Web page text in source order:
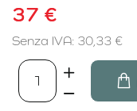
37 €
Senza IVA: 30,33 €